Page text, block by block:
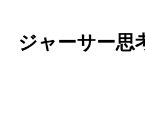
ジャーサー思